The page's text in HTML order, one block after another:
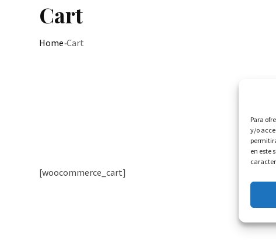
Para
y/o
en este
Cart
Home-Cart
[woocommerce_cart]